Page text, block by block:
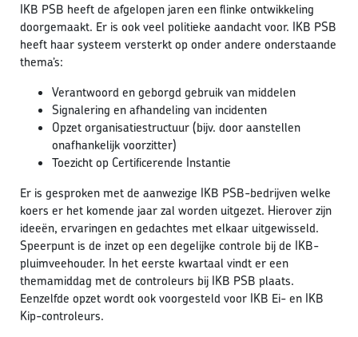
IKB PSB heeft de afgelopen jaren een flinke ontwikkeling
doorgemaakt. Er is ook veel politieke aandacht voor. IKB PSB
heeft haar systeem versterkt op onder andere onderstaande
thema’s:
Verantwoord en geborgd gebruik van middelen
Signalering en afhandeling van incidenten
Opzet organisatiestructuur (bijv. door aanstellen
onafhankelijk voorzitter)
Toezicht op Certificerende Instantie
Er is gesproken met de aanwezige IKB PSB-bedrijven welke
koers er het komende jaar zal worden uitgezet. Hierover zijn
ideeën, ervaringen en gedachtes met elkaar uitgewisseld.
Speerpunt is de inzet op een degelijke controle bij de IKB-
pluimveehouder. In het eerste kwartaal vindt er een
themamiddag met de controleurs bij IKB PSB plaats.
Eenzelfde opzet wordt ook voorgesteld voor IKB Ei- en IKB
Kip-controleurs.